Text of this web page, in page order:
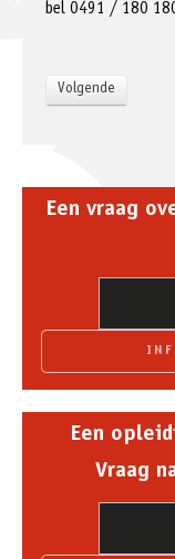
bel 0491 / 180
Een vraag
Een
Vraag